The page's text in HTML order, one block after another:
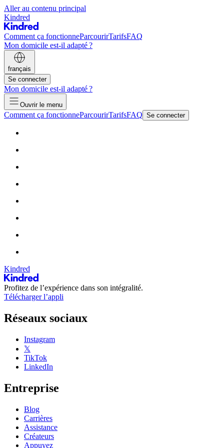
Aller au contenu principal
Kindred
Comment ça fonctionneParcourirTarifsFAQ
Mon domicile est-il adapté ?
français
Se connecter
Mon domicile est-il adapté ?
Ouvrir le menu
Comment ça fonctionneParcourirTarifsFAQ Se connecter
Kindred
Profitez de l’expérience dans son intégralité.
Télécharger l’appli
Réseaux sociaux
Instagram
𝕏
TikTok
LinkedIn
Entreprise
Blog
Carrières
Assistance
Créateurs
Appuyez